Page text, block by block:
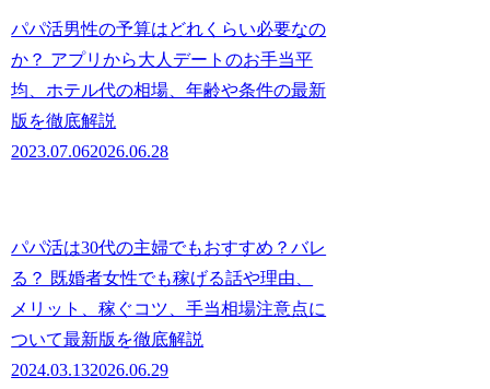
パパ活男性の予算はどれくらい必要なの
か？ アプリから大人デートのお手当平
均、ホテル代の相場、年齢や条件の最新
版を徹底解説
2023.07.062026.06.28
パパ活は30代の主婦でもおすすめ？バレ
る？ 既婚者女性でも稼げる話や理由、
メリット、稼ぐコツ、手当相場注意点に
ついて最新版を徹底解説
2024.03.132026.06.29